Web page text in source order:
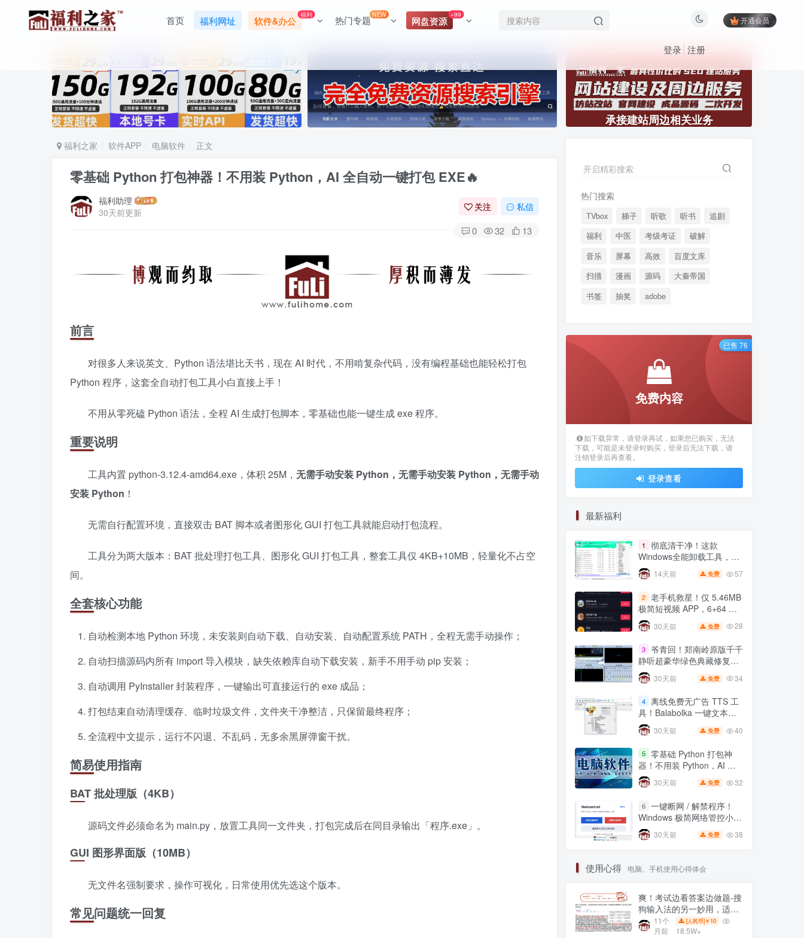
首页 福利网址 软件&办公
福利 热门专题NEW
网盘资源
+99
开通会员
登录 注册
福利之家 软件APP 电脑软件 正文
零基础 Python 打包神器！不用装 Python，AI 全自动一键打包 EXE🔥
福利助理
30天前更新
关注 私信
0 32 13
前言
对很多人来说英文、Python 语法堪比天书，现在 AI 时代，不用啃复杂代码，没有编程基础也能轻松打包
Python 程序，这套全自动打包工具小白直接上手！
不用从零死磕 Python 语法，全程 AI 生成打包脚本，零基础也能一键生成 exe 程序。
重要说明
工具内置 python-3.12.4-amd64.exe，体积 25M， 无需手动安装 Python，无需手动安装 Python，无需手动
安装 Python ！
无需自行配置环境，直接双击 BAT 脚本或者图形化 GUI 打包工具就能启动打包流程。
工具分为两大版本：BAT 批处理打包工具、图形化 GUI 打包工具，整套工具仅 4KB+10MB，轻量化不占空
间。
全套核心功能
自动检测本地 Python 环境，未安装则自动下载、自动安装、自动配置系统 PATH，全程无需手动操作；
自动扫描源码内所有 import 导入模块，缺失依赖库自动下载安装，新手不用手动 pip 安装；
自动调用 PyInstaller 封装程序，一键输出可直接运行的 exe 成品；
打包结束自动清理缓存、临时垃圾文件，文件夹干净整洁，只保留最终程序；
全流程中文提示，运行不闪退、不乱码，无多余黑屏弹窗干扰。
简易使用指南
BAT 批处理版（4KB）
源码文件必须命名为 main.py，放置工具同一文件夹，打包完成后在同目录输出「程序.exe」。
GUI 图形界面版（10MB）
无文件名强制要求，操作可视化，日常使用优先选这个版本。
常见问题统一回复
承接建站周边相关业务
开启精彩搜索
热门搜索
TVbox 梯子 听歌 听书
追剧
福利
中医 考级考证
破解
音乐
屏幕 高效
百度文库
扫描
漫画 源码
大秦帝国
书签
抽奖 adobe
免费内容
如下载异常，请登录再试，如果您已购买，无法
下载，可能是未登录时购买，登录后无法下载，请
注销登录后再查看。
登录查看
已售 76
最新福利
1
彻底清干净！这款
Windows全能卸载工具，注
册表残留一键根除
14天前 免费 57
2 老手机救星！仅 5.46MB
极简短视频 APP，6+64 小
米 8 实测丝滑不卡顿
30天前 免费 28
3 爷青回！郑南岭原版千千
静听超豪华绿色典藏修复
版，无损音质拉满🔥
30天前 免费 34
4 离线免费无广告 TTS 工
具！Balabolka 一键文本转
语音，自媒体配音神器
30天前 免费 40
5 零基础 Python 打包神
器！不用装 Python，AI 全
自动一键打包 EXE🔥
30天前 免费 32
6 一键断网 / 解禁程序！
Windows 极简网络管控小工
具，右键直接锁联网🔥
30天前 免费 38
使用心得 电脑、手机使用心得体会
爽！考试边看答案边做题-搜
狗输入法的另一妙用，适用
网页在线全屏考试仿切屏系
统的
11个
月前
[人民币]￥ 10
18.5W+